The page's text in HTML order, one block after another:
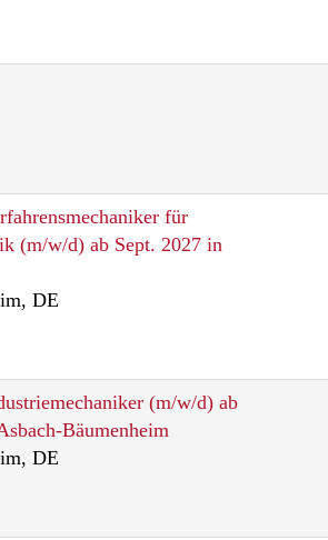
für
(m/w/d) ab Sept. 2027 in
DE
(m/w/d) ab
Bäumenheim
DE